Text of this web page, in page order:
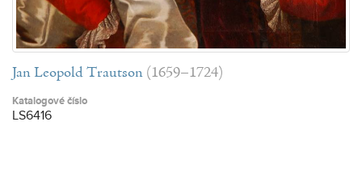
Jan Leopold Trautson (1659–1724)
Katalogové číslo
LS6416